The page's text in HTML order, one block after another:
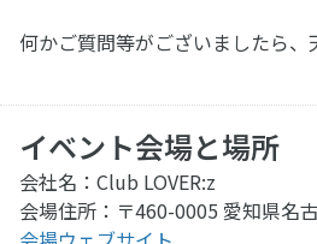
何かご質問等がございましたら、
イベント会場と場所
会社名：Club LOVER:z
会場住所：〒460-0005 愛知県名